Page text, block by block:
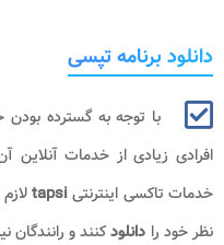
دانلود برنامه تپسی
با توجه به گسترده
افرادی زیادی از خدمات آنلاین
خدمات تاکسی اینترنتیtapsi
نظر خود را دانلودکنند و رانندگان